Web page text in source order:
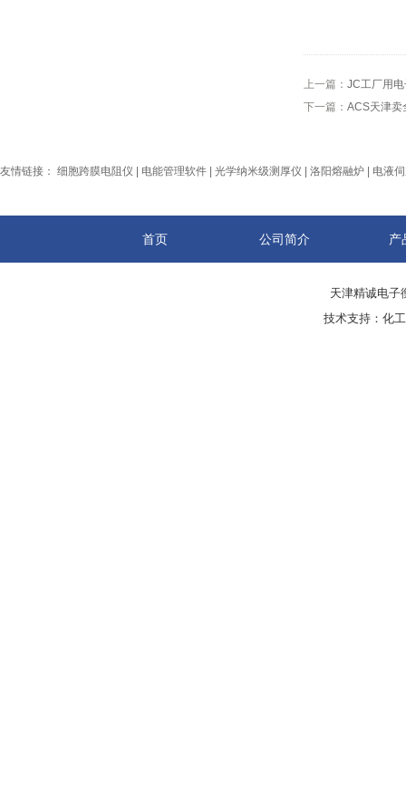
上一篇： JC工厂用
下一篇： ACS天津卖
友情链接： 细胞跨膜电阻仪 电能管理软件 光学纳米级测厚仪 洛阳熔融炉 电液
首页 公司简介 产
天津精诚电
技术支持： 化